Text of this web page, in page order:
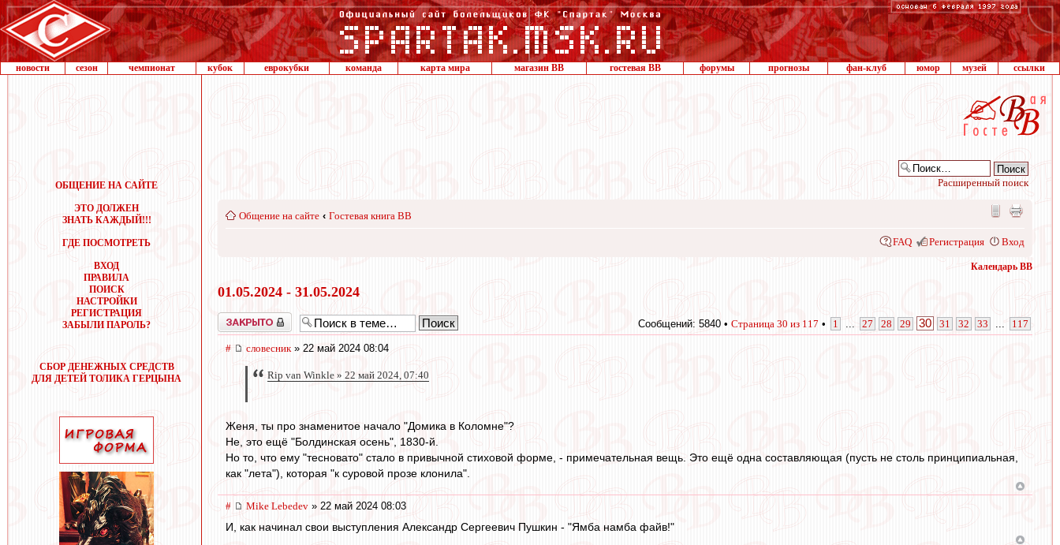
новости сезон чемпионат кубок еврокубки команда карта мира магазин ВВ гостевая ВВ форумы прогнозы фан-клуб юмор музей ссылки
ОБЩЕНИЕ НА САЙТЕ
ЭТО ДОЛЖЕН
ЗНАТЬ КАЖДЫЙ!!!
ГДЕ ПОСМОТРЕТЬ
ВХОД
ПРАВИЛА
ПОИСК
НАСТРОЙКИ
РЕГИСТРАЦИЯ
ЗАБЫЛИ ПАРОЛЬ?
СБОР ДЕНЕЖНЫХ СРЕДСТВ
ДЛЯ ДЕТЕЙ ТОЛИКА ГЕРЦЫНА
Расширенный поиск
Общение на сайте ‹ Гостевая книга ВВ
FAQ Регистрация Вход
Календарь ВВ
01.05.2024 - 31.05.2024
Закрыто Сообщений: 5840 • Страница 30 из 117 • 1 27 28 29 30 31 32 33 117
# словесник » 22 май 2024 08:04
Rip van Winkle » 22 май 2024, 07:40
Женя, ты про знаменитое начало "Домика в Коломне"?
Не, это ещё "Болдинская осень", 1830-й.
Но то, что ему "тесновато" стало в привычной стиховой форме, - примечательная вещь. Это ещё одна составляющая (пусть не столь принципиальная,
как "лета"), которая "к суровой прозе клонила".
# Mike Lebedev » 22 май 2024 08:03
И, как начинал свои выступления Александр Сергеевич Пушкин - "Ямба намба файв!"